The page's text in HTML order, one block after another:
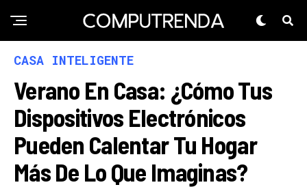
CASA INTELIGENTE
Verano En Casa: ¿Cómo Tus
Dispositivos Electrónicos
Pueden Calentar Tu Hogar
Más De Lo Que Imaginas?